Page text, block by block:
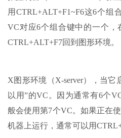
用CTRL+ALT+F1~F6这6个组
VC对应6个组合键中的一个
CTRL+ALT+F7回到图形环境。
X图形环境（X-server），当
以用”的VC。因为通常有6个
般会使用第7个VC。如果正在
机器上运行，通常可以用